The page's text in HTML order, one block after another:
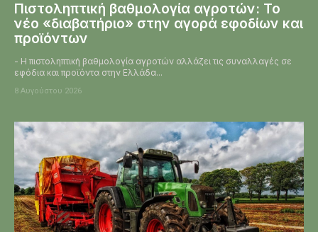
Πιστοληπτική βαθμολογία αγροτών: Το
νέο «διαβατήριο» στην αγορά εφοδίων και
προϊόντων
- Η πιστοληπτική βαθμολογία αγροτών αλλάζει τις συναλλαγές σε
εφόδια και προϊόντα στην Ελλάδα...
8 Αυγούστου 2026